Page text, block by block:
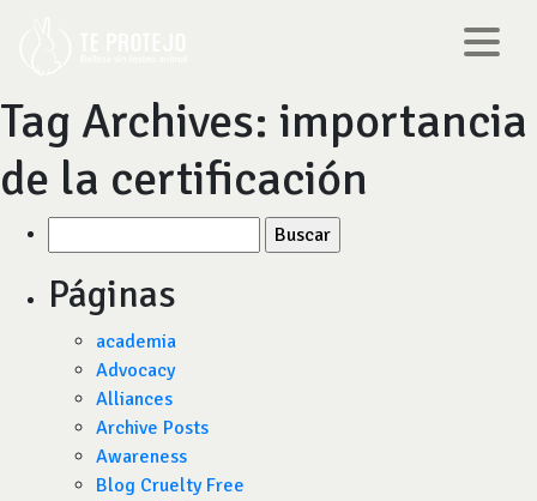
Tag Archives: importancia
de la certificación
por:
Páginas
academia
Advocacy
Alliances
Archive Posts
Awareness
Blog Cruelty Free